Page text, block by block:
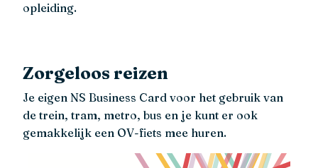
opleiding.
Zorgeloos reizen
Je eigen NS Business Card voor het gebruik van
de trein, tram, metro, bus en je kunt er ook
gemakkelijk een OV-fiets mee huren.